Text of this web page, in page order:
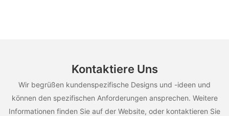
Kontaktiere Uns
Wir begrüßen kundenspezifische Designs und -ideen und
können den spezifischen Anforderungen ansprechen. Weitere
Informationen finden Sie auf der Website, oder kontaktieren Sie